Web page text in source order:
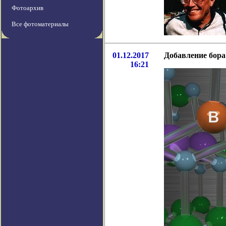
Фотоархив
Все фотоматериалы
01.12.2017
16:21
Добавление